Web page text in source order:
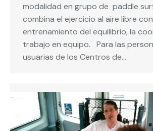
modalidad en grupo de paddle
combina el ejercicio al aire libre
entrenamiento del equilibrio, la
trabajo en equipo. Para las
usuarias de los Centros de…